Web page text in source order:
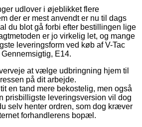
udlover i øjeblikket flere
der er mest anvendt er nu til dags
du blot gå forbi efter bestillingen lige
er jo virkelig let, og mange
leveringsform ved køb af V-Tac
E14.
at vælge udbringning hjem til
på dit arbejde.
en tand mere bekostelig, men også
prisbilligste leveringsversion vil dog
selv henter ordren, som dog kræver
forhandlerens bopæl.